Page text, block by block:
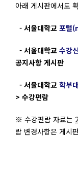
아래 게시판에서도
- 서울대학교 포털
- 서울대학교 수강
공지사항 게시판
- 서울대학교 학부
> 수강편람
※ 수강편람 자료는
람 변경사항은 게시